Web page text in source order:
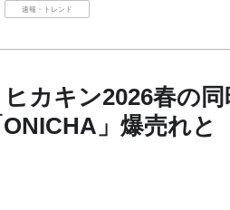
速報・トレンド
ヒカキン2026春の
ONICHA」爆売れ